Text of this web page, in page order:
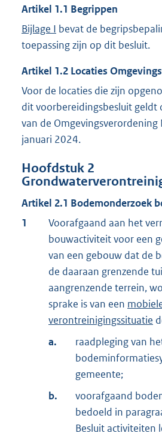
Artikel 1.1 Begrippen
Bijlage I bevat de
toepassing zijn op dit besluit.
Artikel 1.2 Locaties
Voor de locaties die zijn
dit voorbereidingsbesluit geldt
van de
januari 2024.
Hoofdstuk 2
Artikel 2.1 Bodemonderzoek
1
Voorafgaand aan het
bouwactiviteit voor een
van een gebouw dat de
de daaraan grenzende
aangrenzende terrein,
sprake is van een
verontreinigingssituatie
a.
raadpleging van
gemeente;
b.
voorafgaand
bedoeld in
Besluit activiteiten